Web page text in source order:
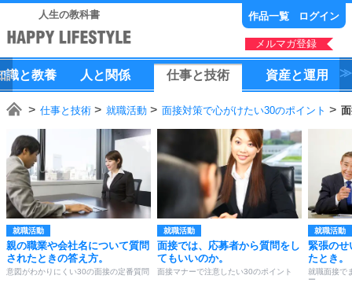
人生の教科書 作品一覧 ログイン
メルマガ登録
識と教養 人 と 関係 仕事と技術 資産と運用
仕事と技術 就職活動 面接対策で心がけたい30のポイント
就職活動
親の職業や会社名について質問
されたときの答え方。
意図がわかりにくい30の面接の定番質問
就職活動
面接では、応募者から質問をし
てもいいのか。
面接マナーで注意したい30のポイント
就職活動
緊張のせ
たとき。
就職面接で
ー